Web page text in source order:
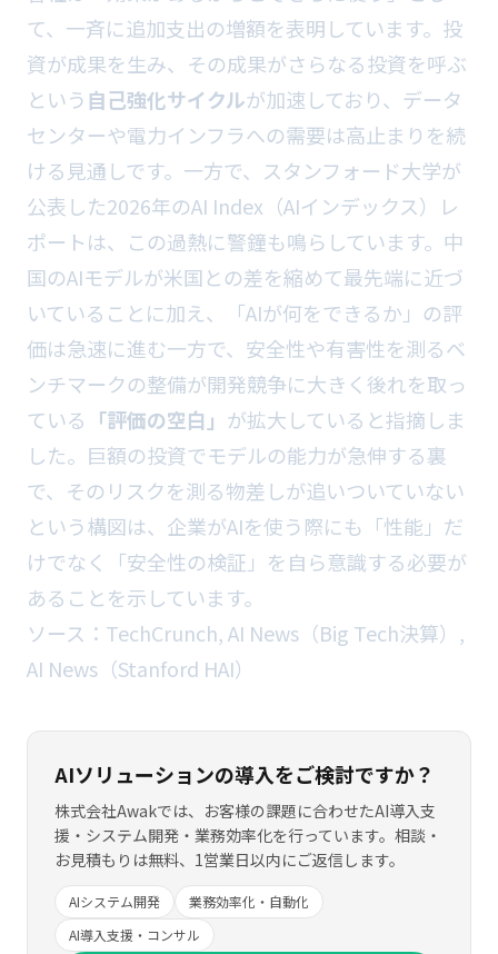
て、一斉に追加支出の増額を表明しています。投
資が成果を生み、その成果がさらなる投資を呼ぶ
という 自己強化サイクルが加速しており、データ
センターや電力インフラへの需要は高止まりを続
ける見通しです。一方で、スタンフォード大学が
公表した2026年のAI Index（AIインデックス）レ
ポートは、この過熱に警鐘も鳴らしています。中
国のAIモデルが米国との差を縮めて最先端に近づ
いていることに加え、「AIが何をできるか」の評
価は急速に進む一方で、安全性や有害性を測るベ
ンチマークの整備が開発競争に大きく後れを取っ
ている 「評価の空白」 が拡大していると指摘しま
した。巨額の投資でモデルの能力が急伸する裏
で、そのリスクを測る物差しが追いついていない
という構図は、企業がAIを使う際にも「性能」だ
けでなく「安全性の検証」を自ら意識する必要が
あることを示しています。
ソース： TechCrunch,AI News（Big Tech決算） ,
AI News（Stanford HAI）
AIソリューションの導入をご検討ですか？
株式会社Awakでは、お客様の課題に合わせたAI導入支
援・システム開発・業務効率化を行っています。相談・
お見積もりは無料、1営業日以内にご返信します。
AIシステム開発
業務効率化・自動化
AI導入支援・コンサル